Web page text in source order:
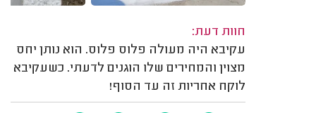
חוות דעת:
עקיבא היה מעולה פלוס פלוס. הוא נותן יחס
מצוין והמחירים שלו הוגנים לדעתי. כשעקיבא
לוקח אחריות זה עד הסוף!